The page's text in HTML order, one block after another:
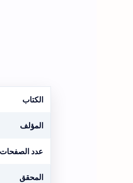
الكتاب
المؤلف
عدد الصفحات
المحقق